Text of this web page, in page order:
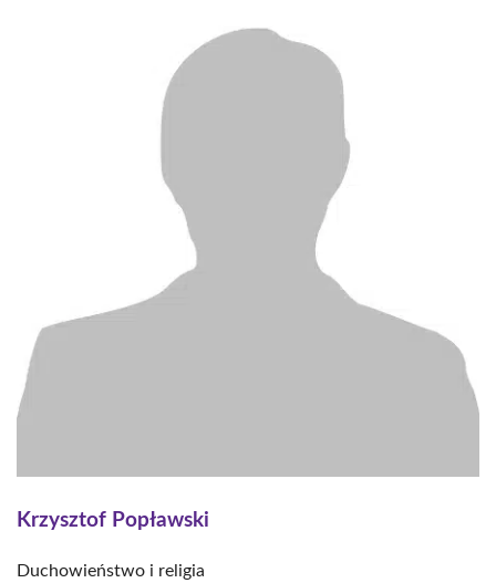
Krzysztof Popławski
Duchowieństwo i religia